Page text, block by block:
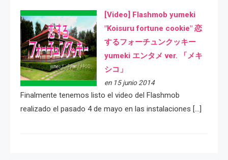
[Video] Flashmob yumeki
"Koisuru fortune cookie" 恋
するフォーチュンクッキー
yumeki エンタメ ver. 「メキ
シコ」
en 15 junio 2014
Finalmente tenemos listo el video del Flashmob
realizado el pasado 4 de mayo en las instalaciones […]